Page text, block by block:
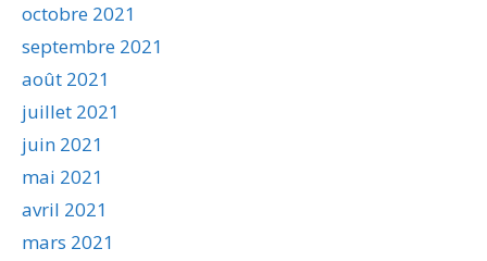
octobre 2021
septembre 2021
août 2021
juillet 2021
juin 2021
mai 2021
avril 2021
mars 2021